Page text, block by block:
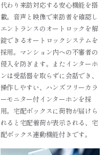
代わり来訪対応する安心機能を搭
載。音声と映像で来訪者を確認し
エントランスのオートロックを解
錠できるオートロックシステムを
採用。マンション内への不審者の
侵入を防ぎます。またインターホ
ンは受話器を取らずに会話でき、
操作しやすい、ハンズフリーカラ
ーモニター付インターホンを採
用。宅配ボックスに荷物が届けら
れると宅配着荷が表示される、宅
配ボックス連動機能付きです。